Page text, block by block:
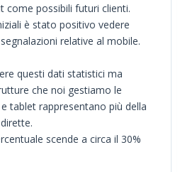
come possibili futuri clienti.
è stato positivo vedere
relative al mobile.
questi dati statistici ma
che noi gestiamo le
tablet rappresentano più della
scende a circa il 30%